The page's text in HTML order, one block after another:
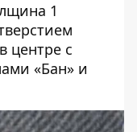
1
центре с
«Бан» и